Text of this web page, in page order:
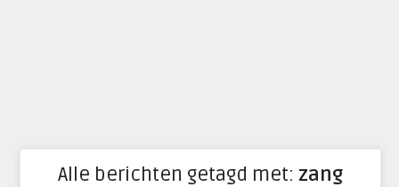
Alle berichten getagd met: zang